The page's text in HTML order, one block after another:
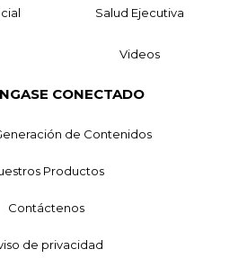
Salud Ejecutiva
Videos
CONECTADO
de Contenidos
Productos
Contáctenos
de privacidad